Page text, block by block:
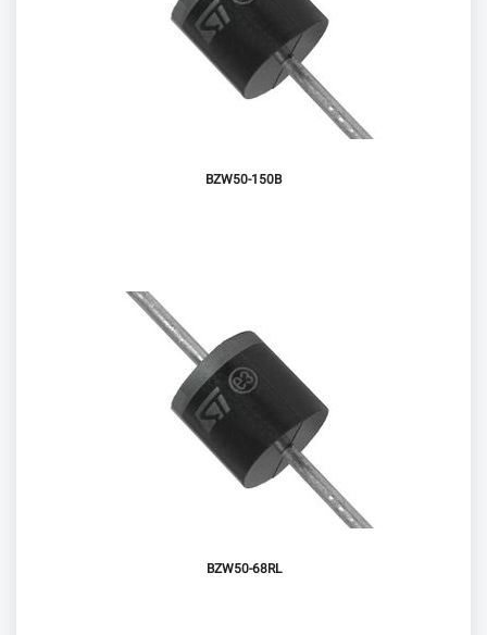
BZW50-150B
BZW50-68RL